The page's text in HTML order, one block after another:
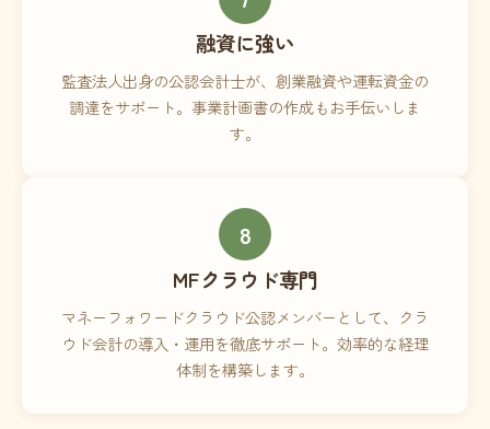
融資に強い
監査法人出身の公認会計士が、創業融資や運転資金の
調達をサポート。事業計画書の作成もお手伝いしま
す。
8
MFクラウド専門
マネーフォワードクラウド公認メンバーとして、クラ
ウド会計の導入・運用を徹底サポート。効率的な経理
体制を構築します。